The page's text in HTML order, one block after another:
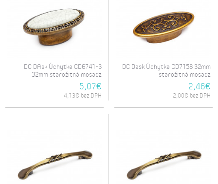
DC DAsk Úchytka CD6741-3
32mm starožitná mosadz
5,07€
4,13€ bez DPH
DC Dask Úchytka CD7158 32mm
starožitná mosadz
2,46€
2,00€ bez DPH